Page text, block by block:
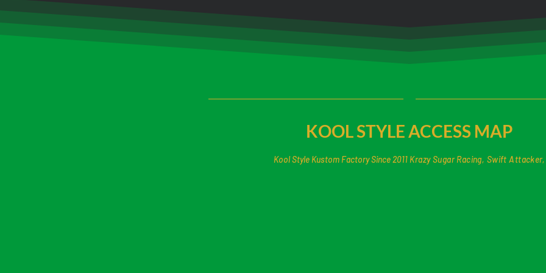
KOOL STYLE ACCESS MAP
Kool Style Kustom Factory Since 2011Krazy Sugar Racing, Swift Attacker,